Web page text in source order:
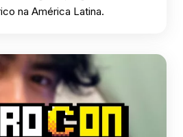
na América Latina.